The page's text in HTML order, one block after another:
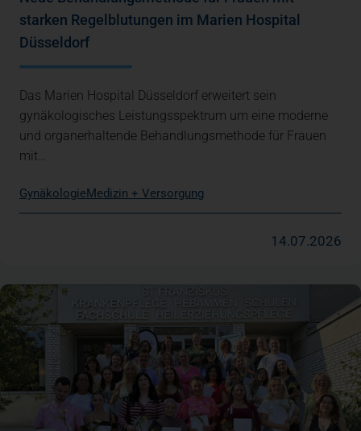
starken Regelblutungen im Marien Hospital
Düsseldorf
Das Marien Hospital Düsseldorf erweitert sein
gynäkologisches Leistungsspektrum um eine moderne
und organerhaltende Behandlungsmethode für Frauen
mit…
GynäkologieMedizin + Versorgung
14.07.2026